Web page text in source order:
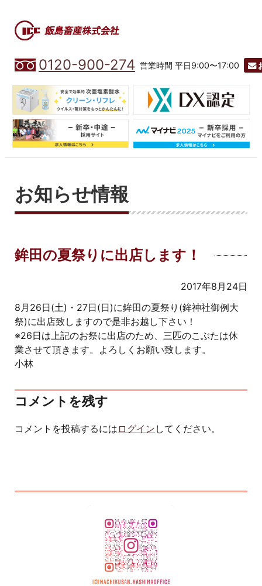
0120-900-274 営業時間 平日9:00〜17:00
お知らせ情報
鉾田の夏祭りに出店します！
2017年8月24日
8月26日(土)・27日(日)に鉾田の夏祭り(鉾神社御例大
祭)に出店致しますので是非お越し下さい！
※26日は上記のお祭に出店のため、三匹のこぶたは休
業させて頂きます。よろしくお願い致します。
小林
コメントを残す
コメントを投稿するには ログイン してください。